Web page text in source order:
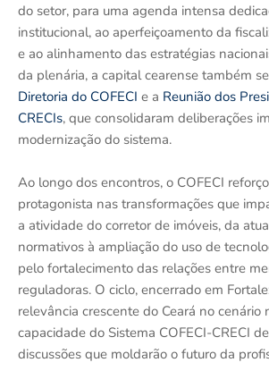
do setor, para uma agenda intensa
institucional, ao aperfeiçoamento da
e ao alinhamento das estratégias
da plenária, a capital cearense também
Diretoria do COFECI e a Reunião dos
CRECIs, que consolidaram deliberações
modernização do sistema.
Ao longo dos encontros, o COFECI
protagonista nas transformações que
a atividade do corretor de imóveis, da
normativos à ampliação do uso de
pelo fortalecimento das relações entre
reguladoras. O ciclo, encerrado em
relevância crescente do Ceará no cenário
capacidade do Sistema COFECI-CRECI
discussões que moldarão o futuro da